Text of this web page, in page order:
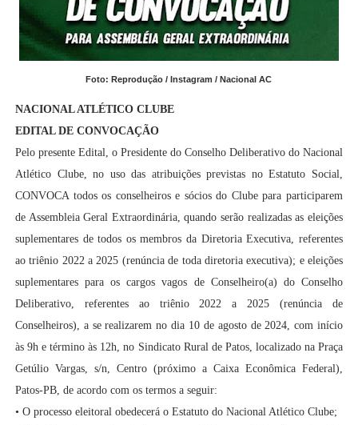
Foto: Reprodução / Instagram / Nacional AC
NACIONAL ATLÉTICO CLUBE
EDITAL DE CONVOCAÇÃO
Pelo presente Edital, o Presidente do Conselho Deliberativo do Nacional
Atlético Clube, no uso das atribuições previstas no Estatuto Social,
CONVOCA todos os conselheiros e sócios do Clube para participarem
de Assembleia Geral Extraordinária, quando serão realizadas as eleições
suplementares de todos os membros da Diretoria Executiva, referentes
ao triênio 2022 a 2025 (renúncia de toda diretoria executiva); e eleições
suplementares para os cargos vagos de Conselheiro(a) do Conselho
Deliberativo, referentes ao triênio 2022 a 2025 (renúncia de
Conselheiros), a se realizarem no dia 10 de agosto de 2024, com início
às 9h e término às 12h, no Sindicato Rural de Patos, localizado na Praça
Getúlio Vargas, s/n, Centro (próximo a Caixa Econômica Federal),
Patos-PB, de acordo com os termos a seguir:
• O processo eleitoral obedecerá o Estatuto do Nacional Atlético Clube;